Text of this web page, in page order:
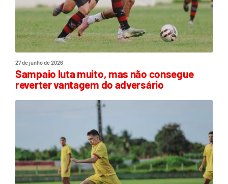
27 de junho de 2026
Sampaio luta muito, mas não consegue
reverter vantagem do adversário